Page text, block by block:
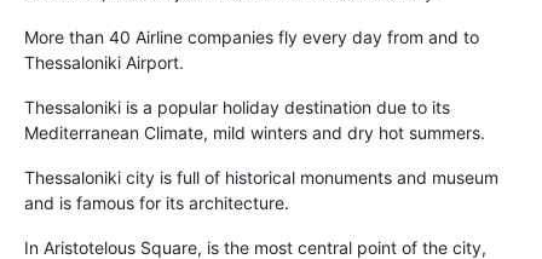
More than 40 Airline companies fly every day from and to
Thessaloniki Airport.
Thessaloniki is a popular holiday destination due to its
Mediterranean Climate, mild winters and dry hot summers.
Thessaloniki city is full of historical monuments and museum
and is famous for its architecture.
In Aristotelous Square, is the most central point of the city,